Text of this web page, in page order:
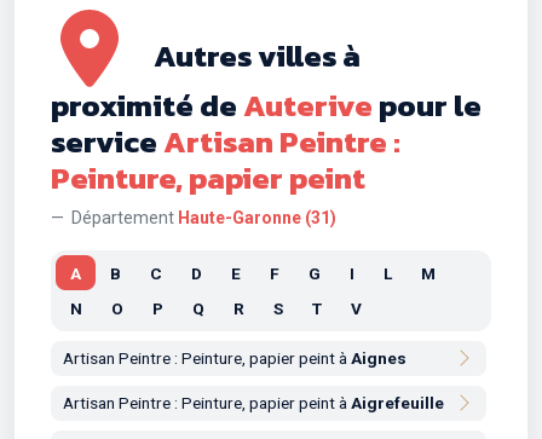
Autres villes à
proximité deAuterivepour le
serviceArtisan Peintre :
Peinture, papier peint
Département Haute-Garonne (31)
A B C D E F G I L
M
N
O P Q R S T V
Artisan Peintre : Peinture, papier peint à Aignes
Artisan Peintre : Peinture, papier peint à Aigrefeuille